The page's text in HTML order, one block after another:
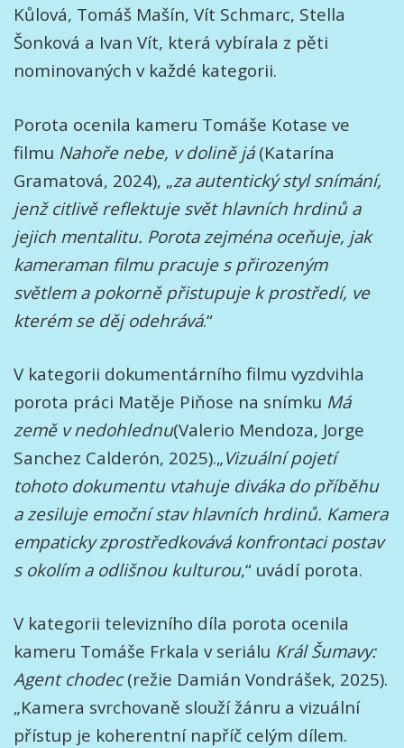
Kůlová, Tomáš Mašín, Vít Schmarc, Stella
Šonková a Ivan Vít, která vybírala z pěti
nominovaných v každé kategorii.
Porota ocenila kameru Tomáše Kotase ve
filmu Nahoře nebe, v dolině já(Katarína
Gramatová, 2024), „zaautentický styl snímání,
jenž citlivě reflektuje svět hlavních hrdinů a
jejich mentalitu. Porota zejména oceňuje, jak
kameraman filmu pracuje s přirozeným
světlem a pokorně přistupuje k prostředí, ve
kterém se děj odehrává.“
V kategorii dokumentárního filmu vyzdvihla
porota práci Matěje Piňose na snímku Má
země v nedohlednu(Valerio Mendoza, Jorge
Sanchez Calderón, 2025).„Vizuální pojetí
tohoto dokumentu vtahuje diváka do příběhu
a zesiluje emoční stav hlavních hrdinů. Kamera
empaticky zprostředkovává konfrontaci postav
s okolím a odlišnou kulturou,“ uvádí porota.
V kategorii televizního díla porota ocenila
kameru Tomáše Frkala v seriálu Král Šumavy:
Agent chodec(režie Damián Vondrášek, 2025).
„Kamera svrchovaně slouží žánru a vizuální
přístup je koherentní napříč celým dílem.